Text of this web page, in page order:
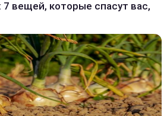
вещей, которые спасут вас,